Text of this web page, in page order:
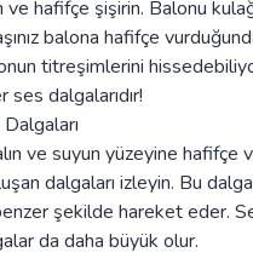
ve hafifçe şişirin. Balonu
balona hafifçe
titreşimlerini
dalgalarıdır!
ve suyun yüzeyine hafifçe
dalgaları izleyin. Bu
şekilde hareket eder.
da daha büyük olur.